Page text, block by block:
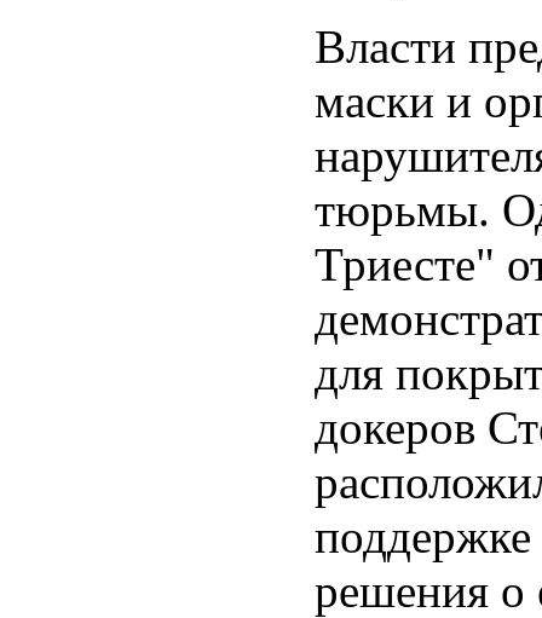
Власти
маски и
тюрьмы.
Триесте"
для
докеров
решения о